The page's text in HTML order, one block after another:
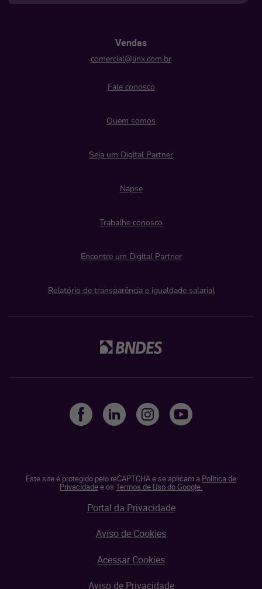
Vendas
comercial@linx.com.br
Fale conosco
Quem somos
Seja um Digital Partner
Napse
Trabalhe conosco
Encontre um Digital Partner
Relatório de transparência e igualdade salarial
Este site é protegido pelo reCAPTCHA e se aplicam a Política de
Privacidadee os Termos de Uso do Google.
Portal da Privacidade
Aviso de Cookies
Acessar Cookies
Aviso de Privacidade